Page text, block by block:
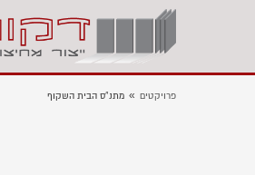
פרויקטים » מתנ”ס הבית השקוף